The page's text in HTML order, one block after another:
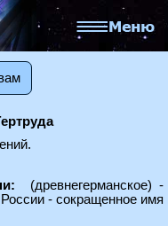
(древнегерманское) -
- сокращенное имя